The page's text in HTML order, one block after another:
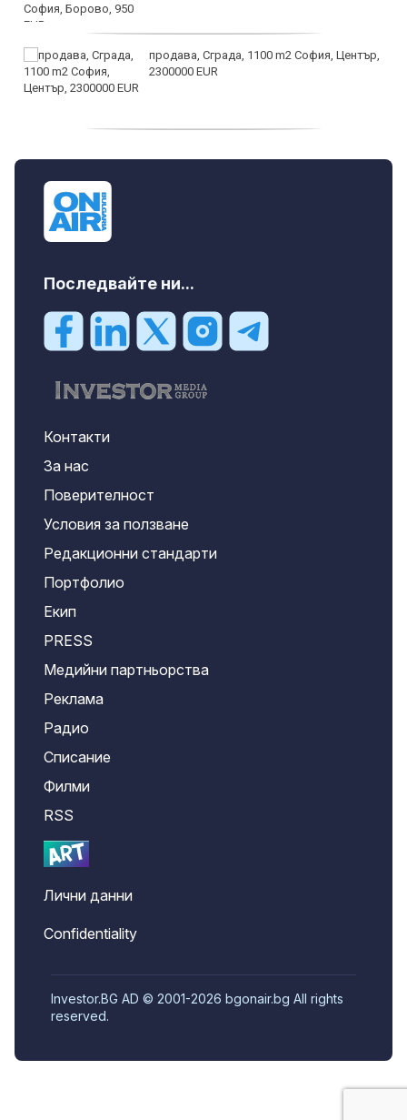
продава, Сграда, 1100 m2 София, Център,
2300000 EUR
Последвайте ни...
Контакти
За нас
Поверителност
Условия за ползване
Редакционни стандарти
Портфолио
Екип
PRESS
Медийни партньорства
Реклама
Радио
Списание
Филми
RSS
Лични данни
Confidentiality
Investor.BG AD © 2001-2026 bgonair.bg All rights
reserved.